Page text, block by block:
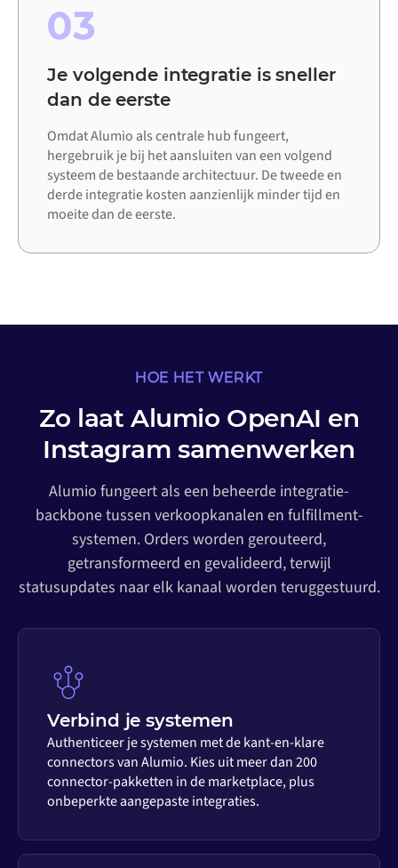
03
Je volgende integratie is sneller
dan de eerste
Omdat Alumio als centrale hub fungeert,
hergebruik je bij het aansluiten van een volgend
systeem de bestaande architectuur. De tweede en
derde integratie kosten aanzienlijk minder tijd en
moeite dan de eerste.
HOE HET WERKT
Zo laat Alumio OpenAI en
Instagram samenwerken
Alumio fungeert als een beheerde integratie-
backbone tussen verkoopkanalen en fulfillment-
systemen. Orders worden gerouteerd,
getransformeerd en gevalideerd, terwijl
statusupdates naar elk kanaal worden teruggestuurd.
Verbind je systemen
Authenticeer je systemen met de kant-en-klare
connectors van Alumio. Kies uit meer dan 200
connector-pakketten in de marketplace, plus
onbeperkte aangepaste integraties.